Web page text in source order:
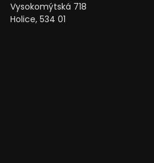
Vysokomýtská 718
Holice, 534 01